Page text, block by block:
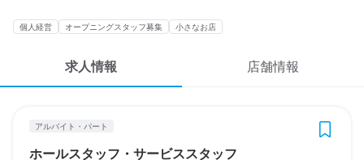
検索履歴・保存した条件
ヘルプ・お問い合わせフォーム
個人経営 オープニングスタッフ募集 小さなお店
求人情報 店舗情報
アルバイト・パート
ホールスタッフ・サービススタッフ
22時以降は深夜時給1.25倍になります。
時給 1,100円 × 1日 4時間 × 週 3日 × 4週間
お昼から営業していますので、長い時間入りたい方も募集してお